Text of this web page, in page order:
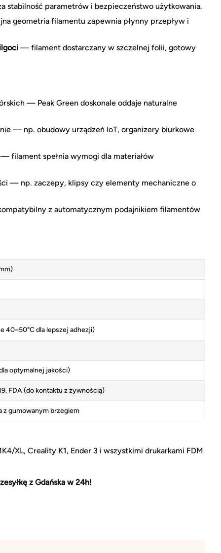
parametrów i bezpieczeństwo użytkowania.
geometria filamentu zapewnia płynny przepływ i
— filament dostarczany w szczelnej folii, gotowy
— Peak Green doskonale oddaje naturalne
— np. obudowy urządzeń IoT, organizery biurkowe
filament spełnia wymogi dla materiałów
— np. zaczepy, klipsy czy elementy mechaniczne o
z automatycznym podajnikiem filamentów
40–50°C dla lepszej adhezji)
optymalnej jakości)
FDA (do kontaktu z żywnością)
z gumowanym brzegiem
XL, Creality K1, Ender 3 i wszystkimi drukarkami FDM
z Gdańska w 24h!